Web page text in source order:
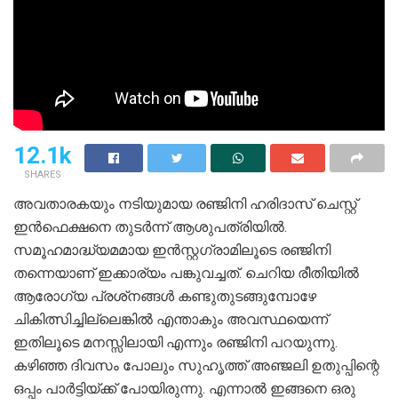
12.1k
SHARES
അവതാരകയും നടിയുമായ രഞ്ജിനി ഹരിദാസ് ചെസ്റ്റ്
ഇൻഫെക്ഷനെ തുടർന്ന് ആശുപത്രിയിൽ.
സമൂഹമാദ്ധ്യമമായ ഇൻസ്റ്റഗ്രാമിലൂടെ രഞ്ജിനി
തന്നെയാണ് ഇക്കാര്യം പങ്കുവച്ചത്. ചെറിയ രീതിയിൽ
ആരോഗ്യ പ്രശ്‌നങ്ങൾ കണ്ടുതുടങ്ങുമ്പോഴേ
ചികിത്സിച്ചില്ലെങ്കിൽ എന്താകും അവസ്ഥയെന്ന്
ഇതിലൂടെ മനസ്സിലായി എന്നും രഞ്ജിനി പറയുന്നു.
കഴിഞ്ഞ ദിവസം പോലും സുഹൃത്ത് അഞ്ജലി ഉതുപ്പിന്റെ
ഒപ്പം പാർട്ടിയ്‌ക്ക് പോയിരുന്നു. എന്നാൽ ഇങ്ങനെ ഒരു